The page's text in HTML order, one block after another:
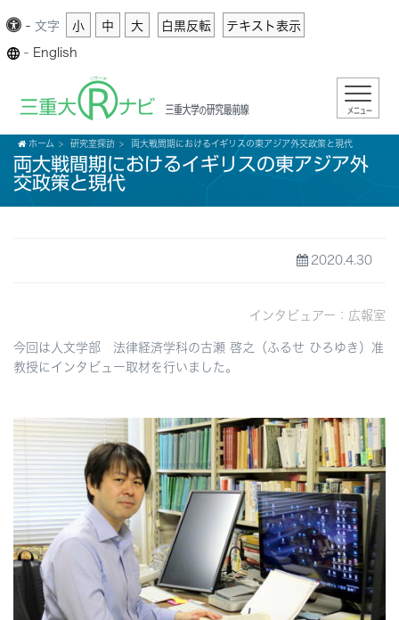
- 文字 小 中 大 白黒反転 テキスト表示
- English
メニュー
ホーム 研究室探訪 両大戦間期におけるイギリスの東アジア外交政策と現代
両大戦間期におけるイギリスの東アジア外
交政策と現代
2020.4.30
インタビュアー：広報室
今回は人文学部 法律経済学科の古瀬 啓之（ふるせ ひろゆき）准
教授にインタビュー取材を行いました。